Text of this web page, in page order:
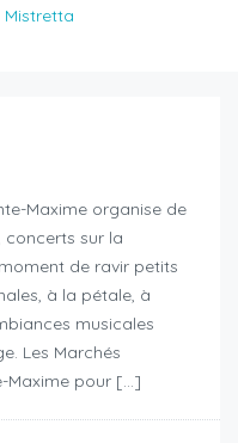
Maxime organise de
concerts sur la
de ravir petits
à la pétale, à
musicales
Les Marchés
Maxime pour […]